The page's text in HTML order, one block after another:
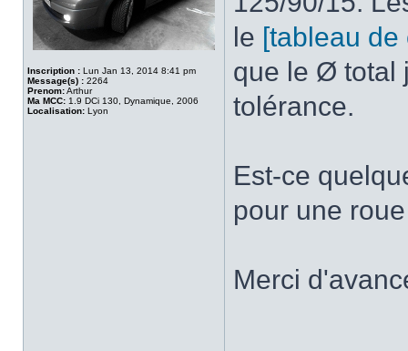
Inscription : Lun Jan 13, 2014 8:41 pm
Message(s) : 2264
Prenom:Arthur
Ma MCC: 1.9 DCi 130, Dynamique, 2006
Localisation: Lyon
le [tableau
que le Ø total
tolérance.
Est-ce
pour une
Merci